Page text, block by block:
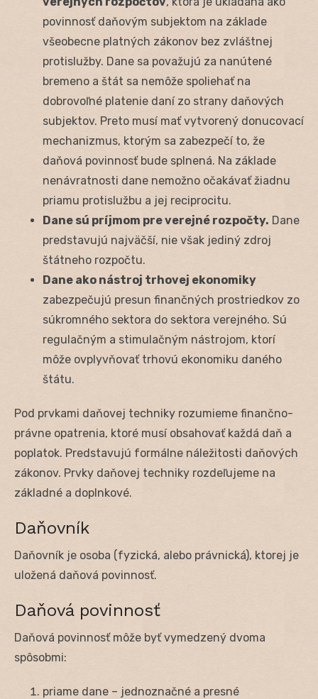
povinnosť daňovým subjektom na základe
všeobecne platných zákonov bez zvláštnej
protislužby. Dane sa považujú za nanútené
bremeno a štát sa nemôže spoliehať na
dobrovoľné platenie daní zo strany daňových
subjektov. Preto musí mať vytvorený donucovací
mechanizmus, ktorým sa zabezpečí to, že
daňová povinnosť bude splnená. Na základe
nenávratnosti dane nemožno očakávať žiadnu
priamu protislužbu a jej reciprocitu.
Dane sú príjmom pre verejné rozpočty. Dane
predstavujú najväčší, nie však jediný zdroj
štátneho rozpočtu.
Dane ako nástroj trhovej ekonomiky
zabezpečujú presun finančných prostriedkov zo
súkromného sektora do sektora verejného. Sú
regulačným a stimulačným nástrojom, ktorí
môže ovplyvňovať trhovú ekonomiku daného
štátu.
Pod prvkami daňovej techniky rozumieme finančno-
právne opatrenia, ktoré musí obsahovať každá daň a
poplatok. Predstavujú formálne náležitosti daňových
zákonov. Prvky daňovej techniky rozdeľujeme na
základné a doplnkové.
Daňovník
Daňovník je osoba (fyzická, alebo právnická), ktorej je
uložená daňová povinnosť.
Daňová povinnosť
Daňová povinnosť môže byť vymedzený dvoma
spôsobmi:
priame dane – jednoznačné a presné